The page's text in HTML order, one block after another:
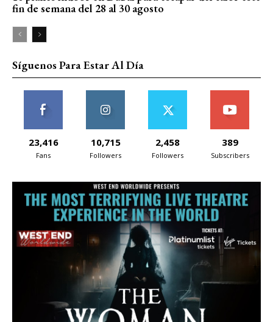
fin de semana del 28 al 30 agosto
Síguenos Para Estar Al Día
23,416
Fans
10,715
Followers
2,458
Followers
389
Subscribers